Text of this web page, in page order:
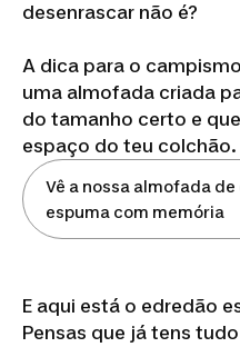
desenrascar não é?
A dica para o
uma almofada criada
do tamanho certo e
espaço do teu colchão.
Vê a nossa almofada
espuma com memória
E aqui está o edredão
Pensas que já tens